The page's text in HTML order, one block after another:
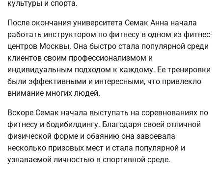
культуры и спорта.
После окончания университета Семак Анна начала
работать инструктором по фитнесу в одном из фитнес-
центров Москвы. Она быстро стала популярной среди
клиентов своим профессионализмом и
индивидуальным подходом к каждому. Ее тренировки
были эффективными и интересными, что привлекло
внимание многих людей.
Вскоре Семак начала выступать на соревнованиях по
фитнесу и бодибилдингу. Благодаря своей отличной
физической форме и обаянию она завоевала
несколько призовых мест и стала популярной и
узнаваемой личностью в спортивной среде.